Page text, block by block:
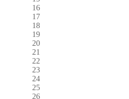
16
17
18
19
20
21
22
23
24
25
26